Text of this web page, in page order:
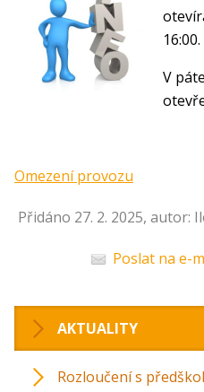
16:00.
V
Omezení provozu
Přidáno 27. 2. 2025, autor:
Poslat na e-
AKTUALITY
Rozloučení s